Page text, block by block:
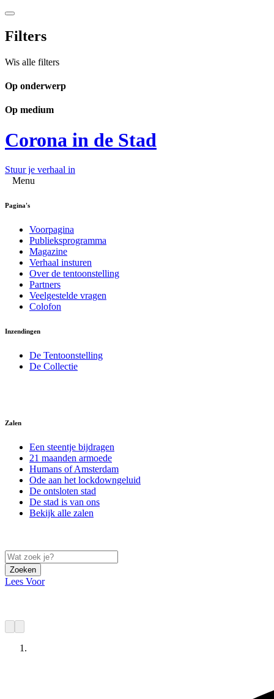
Filters
Wis alle filters
Op onderwerp
Op medium
Corona in de Stad
Stuur je verhaal in
Menu
Pagina's
Voorpagina
Publieksprogramma
Magazine
Verhaal insturen
Over de tentoonstelling
Partners
Veelgestelde vragen
Colofon
Inzendingen
De Tentoonstelling
De Collectie
Zalen
Een steentje bijdragen
21 maanden armoede
Humans of Amsterdam
Ode aan het lockdowngeluid
De ontsloten stad
De stad is van ons
Bekijk alle zalen
Zoeken
Lees Voor